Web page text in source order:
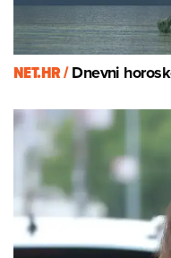
NET.HR /Dnevni